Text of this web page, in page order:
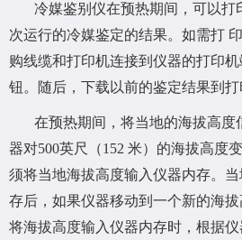
冷媒鉴别仪在预热期间，可以打
次运行的冷媒鉴定的结果。如需打
购线缆和打印机连接到仪器的打印
钮。随后，下载以前的鉴定结果到打
在预热期间，将当地的海拔高度
器对500英尺（152 米）的海拔高度
须将当地海拔高度输入仪器内存。
存后，如果仪器移动到一个新的海拔
将海拔高度输入仪器内存时，根据